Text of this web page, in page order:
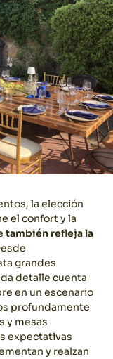
la elección
el confort y la
también refleja la
grandes
detalle cuenta
en un escenario
profundamente
y mesas
expectativas
y realzan